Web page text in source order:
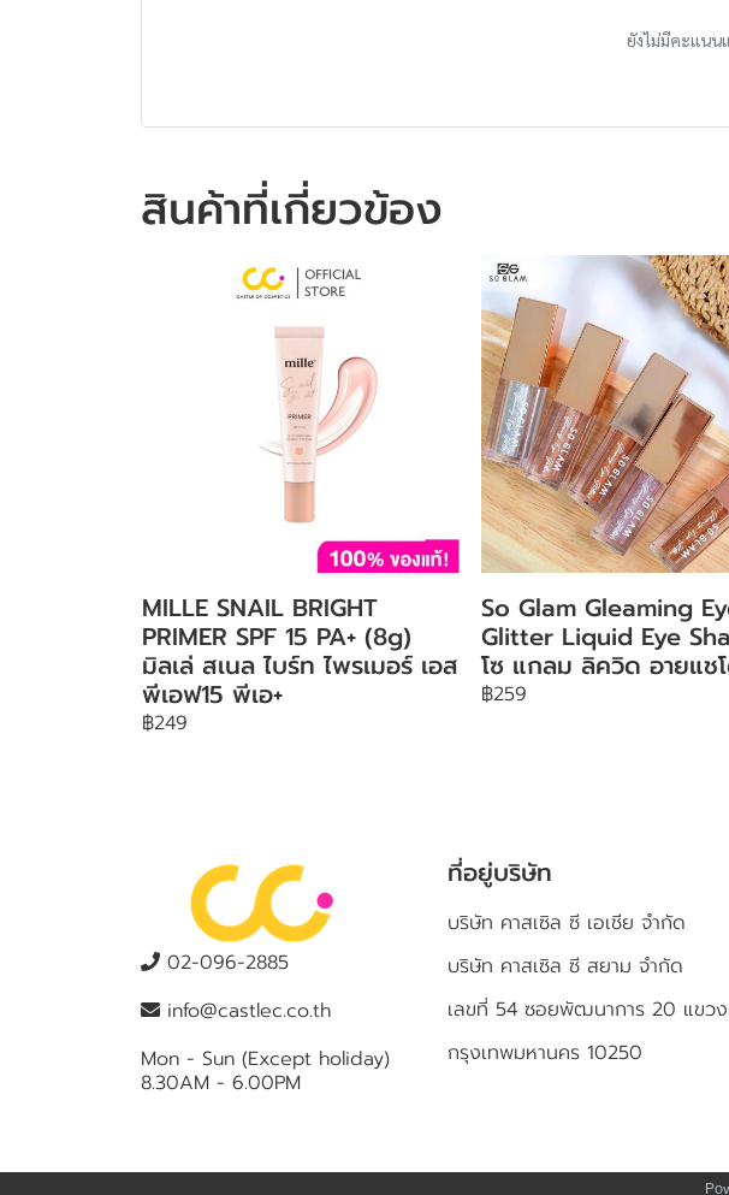
ยังไม่มีคะแนน
สินค้าที่เกี่ยวข้อง
MILLE SNAIL BRIGHT
PRIMER SPF 15 PA+ (8g)
มิลเล่ สเนล ไบร์ท ไพรเมอร์ เอส
พีเอฟ15 พีเอ+
฿249
So Glam Gleaming
Glitter Liquid Eye
โซ แกลม ลิควิด อายแช
฿259
02-096-2885
info@castlec.co.th
Mon - Sun (Except holiday)
8.30AM - 6.00PM
ที่อยู่บริษัท
บริษัท คาสเซิล ซี เอเชีย จำกัด
บริษัท คาสเซิล ซี สยาม จำกัด
เลขที่ 54 ซอยพัฒนาการ 20 แขว
กรุงเทพมหานคร 10250